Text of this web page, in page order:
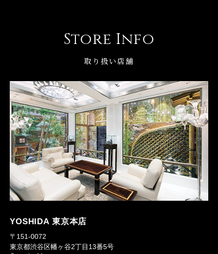
Store Info
取り扱い店舗
YOSHIDA 東京本店
〒151-0072
東京都渋谷区幡ヶ谷2丁目13番5号